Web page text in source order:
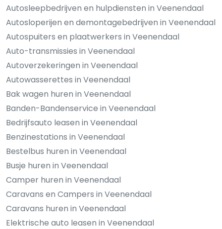
Autosleepbedrijven en hulpdiensten in Veenendaal
Autosloperijen en demontagebedrijven in Veenendaal
Autospuiters en plaatwerkers in Veenendaal
Auto-transmissies in Veenendaal
Autoverzekeringen in Veenendaal
Autowasserettes in Veenendaal
Bak wagen huren in Veenendaal
Banden-Bandenservice in Veenendaal
Bedrijfsauto leasen in Veenendaal
Benzinestations in Veenendaal
Bestelbus huren in Veenendaal
Busje huren in Veenendaal
Camper huren in Veenendaal
Caravans en Campers in Veenendaal
Caravans huren in Veenendaal
Elektrische auto leasen in Veenendaal